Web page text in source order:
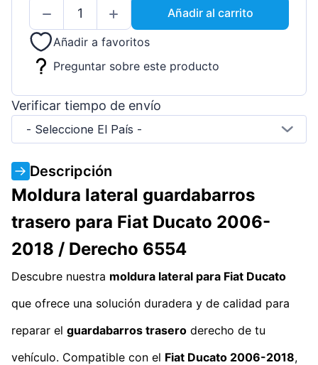
Añadir al carrito
Añadir a favoritos
Preguntar sobre este producto
Verificar tiempo de envío
- Seleccione El País -
Descripción
Moldura lateral guardabarros
trasero para Fiat Ducato 2006-
2018 / Derecho 6554
Descubre nuestra moldura lateral para Fiat Ducato
que ofrece una solución duradera y de calidad para
reparar el guardabarros trasero derecho de tu
vehículo. Compatible con el Fiat Ducato 2006-2018,